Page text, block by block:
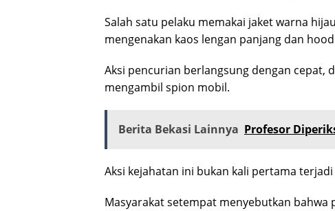
Salah satu pelaku memakai jaket warna
mengenakan kaos lengan panjang dan
Aksi pencurian berlangsung dengan cepat,
mengambil spion mobil.
Berita Bekasi Lainnya Profesor
Aksi kejahatan ini bukan kali pertama
Masyarakat setempat menyebutkan